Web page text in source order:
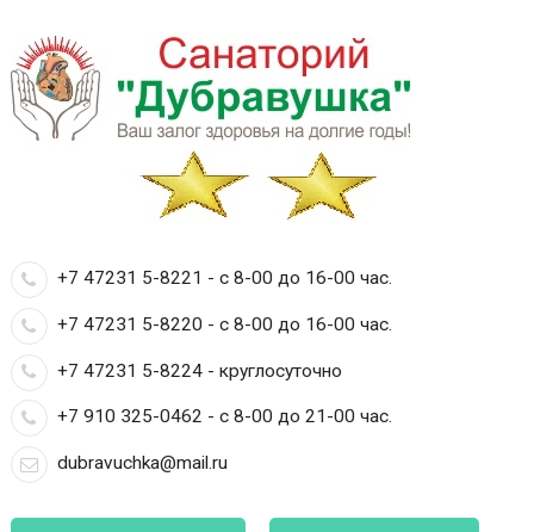
+7 47231 5-8221 - с 8-00 до 16-00 час.
+7 47231 5-8220 - с 8-00 до 16-00 час.
+7 47231 5-8224 - круглосуточно
+7 910 325-0462 - с 8-00 до 21-00 час.
dubravuchka@mail.ru